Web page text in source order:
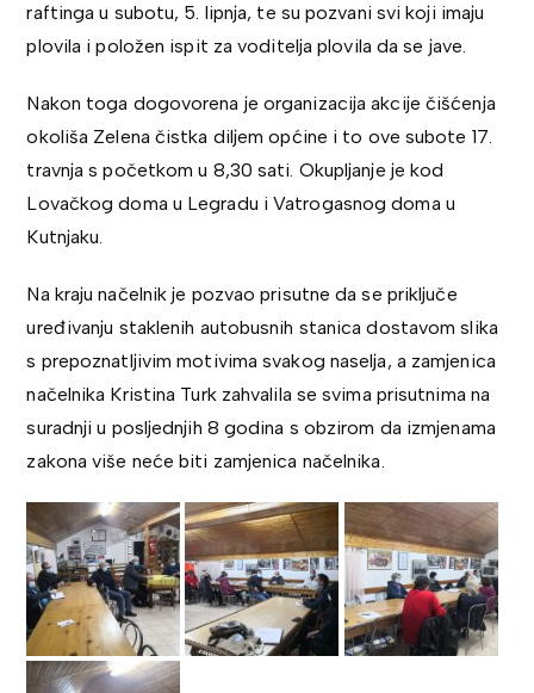
raftinga u subotu, 5. lipnja, te su pozvani svi koji imaju
plovila i položen ispit za voditelja plovila da se jave.
Nakon toga dogovorena je organizacija akcije čišćenja
okoliša Zelena čistka diljem općine i to ove subote 17.
travnja s početkom u 8,30 sati. Okupljanje je kod
Lovačkog doma u Legradu i Vatrogasnog doma u
Kutnjaku.
Na kraju načelnik je pozvao prisutne da se priključe
uređivanju staklenih autobusnih stanica dostavom slika
s prepoznatljivim motivima svakog naselja, a zamjenica
načelnika Kristina Turk zahvalila se svima prisutnima na
suradnji u posljednjih 8 godina s obzirom da izmjenama
zakona više neće biti zamjenica načelnika.